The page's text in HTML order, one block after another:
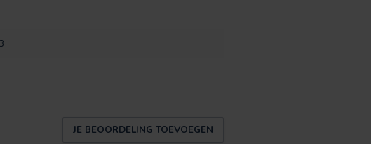
JE BEOORDELING TOEVOEGEN